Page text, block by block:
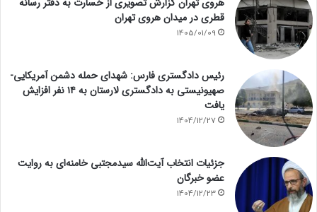
قطری در میدان هروی تهران
1405/01/09
رئیس دادگستری فارس: شهدای حمله دشمن آمریکایی-
صهیونیستی به دادگستری لارستان به ۱۴ نفر افزایش
یافت
1404/12/27
جزئیات انتخاب آیت‌الله سیدمجتبی خامنه‌ای به روایت
عضو خبرگان
1404/12/23